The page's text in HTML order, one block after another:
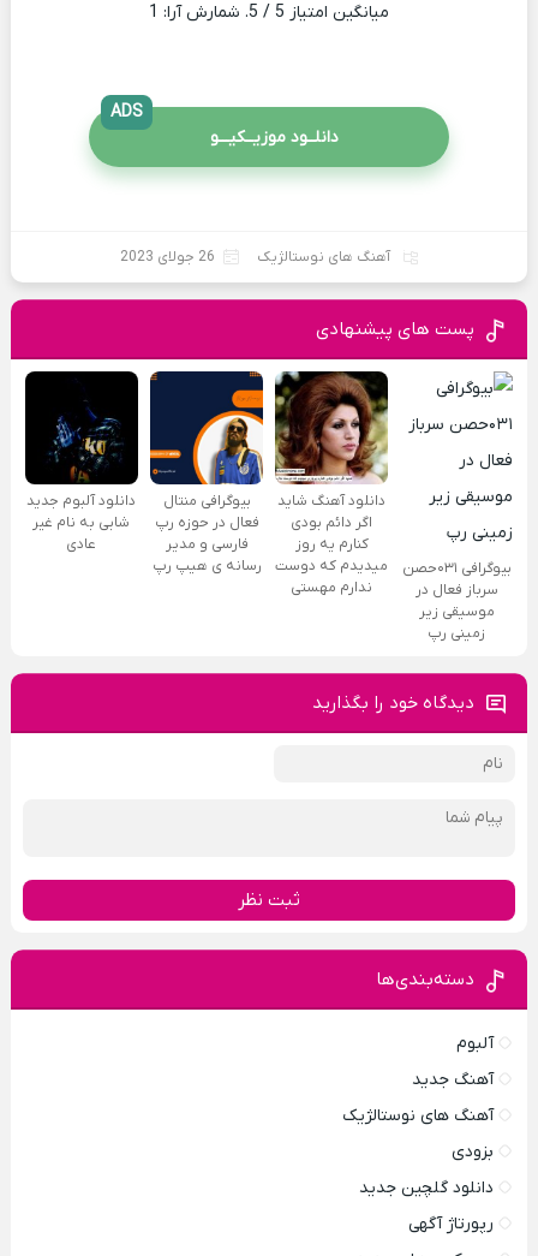
میانگین امتیاز 5 / 5. شمارش آرا: 1
دانلــود موزیــکیـــو
ADS
آهنگ های نوستالژیک 26 جولای 2023
پست های پیشنهادی
بیوگرافی ۰۳۱حصن
سرباز فعال در
موسیقی زیر
زمینی رپ
دانلود آهنگ شاید
اگر دائم بودی
کنارم یه روز
میدیدم که دوست
ندارم مهستی
بیوگرافی منتال
فعال در حوزه رپ
فارسی و مدیر
رسانه ی هیپ رپ
دانلود آلبوم جدید
شابی به نام غیر
عادی
دیدگاه خود را بگذارید
ثبت نظر
دسته‌بندی‌ها
آلبوم
آهنگ جدید
آهنگ های نوستالژیک
بزودی
دانلود گلچین جدید
رپورتاژ آگهی